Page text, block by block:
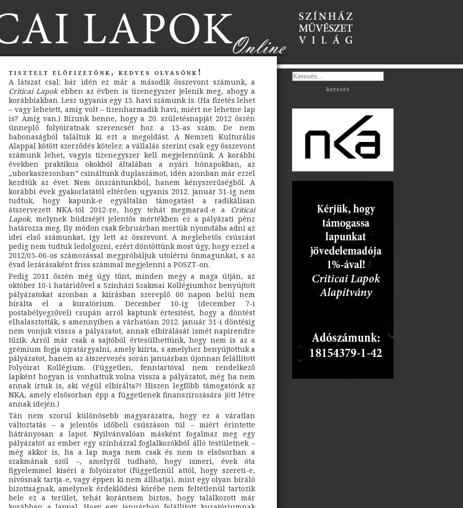
tisztelt előfizetőnk, kedves olvasónk!
A látszat csal: bár idén ez már a második összevont számunk, a
Criticai Lapokebben az évben is tizenegyszer jelenik meg, ahogy a
korábbiakban. Lesz ugyanis egy 13. havi számunk is. (Ha fizetés lehet
– vagy lehetett, amíg volt – tizenharmadik havi, miért ne lehetne lap
is? Amíg van.) Bízunk benne, hogy a 20. születésnapját 2012 őszén
ünneplő folyóiratnak szerencsét hoz a 13-as szám. De nem
babonaságból találtuk ki ezt a megoldást. A Nemzeti Kulturális
Alappal kötött szerződés kötelez: a vállalás szerint csak egy összevont
számunk lehet, vagyis tizenegyszer kell megjelennünk. A korábbi
években praktikus okokból általában a nyári hónapokban, az
„uborkaszezonban” csináltunk duplaszámot, idén azonban már ezzel
kezdtük az évet. Nem önszántunkból, hanem kényszerűségből. A
korábbi évek gyakorlatától eltérően ugyanis 2012. január 31-ig nem
tudtuk, hogy kapunk-e egyáltalán támogatást a radikálisan
átszervezett NKA-tól 2012-re, hogy tehát megmarad-e a Criticai
Lapok, melynek büdzséjét jelentős mértékben ez a pályázati pénz
határozza meg. Ily módon csak februárban mertük nyomdába adni az
idei első számunkat, így lett az összevont. A meglehetős csúszást
pedig nem tudtuk ledolgozni, ezért döntöttünk most úgy, hogy ezzel a
2012/05–06-os számozással megpróbáljuk utolérni önmagunkat, s az
évad lezárásaként friss számmal megjelenni a POSZT-on.
Pedig 2011 őszén még úgy tűnt, minden megy a maga útján, az
október 10-i határidővel a Színházi Szakmai Kollégiumhoz benyújtott
pályázatokat azonban a kiírásban szereplő 60 napon belül nem
bírálta el a kuratórium. December 10-ig (december 7-i
postabélyegzővel) csupán arról kaptunk értesítést, hogy a döntést
elhalasztották, s amennyiben a várhatóan 2012. január 31-i döntésig
nem vonjuk vissza a pályázatot, annak elbírálását ismét napirendre
tűzik. Arról már csak a sajtóból értesülhettünk, hogy nem is az a
grémium fogja újratárgyalni, amely kiírta, s amelyhez benyújtottuk a
pályázatot, hanem az átszervezés során januárban újonnan felállított
Folyóirat Kollégium. (Független, fenntartóval nem rendelkező
lapként hogyan is vonhattuk volna vissza a pályázatot, még ha nem
annak írtuk is, aki végül elbírálta?! Hiszen legfőbb támogatónk az
NKA, amely elsősorban épp a függetlenek finanszírozására jött létre
annak idején.)
Tán nem szorul különösebb magyarázatra, hogy ez a váratlan
változtatás – a jelentős időbeli csúszáson túl – miért érintette
hátrányosan a lapot. Nyilvánvalóan másként fogalmaz meg egy
pályázatot az ember egy színházzal foglalkozókból álló testületnek –
még akkor is, ha a lap maga nem csak és nem is elsősorban a
szakmának szól –, amelyről tudható, hogy ismeri, évek óta
figyelemmel kíséri a folyóiratot (függetlenül attól, hogy szereti-e,
nívósnak tartja-e, vagy éppen ki nem állhatja), mint egy olyan bíráló
bizottságnak, amelynek érdeklődési körébe nem feltétlenül tartozik
bele ez a terület, tehát korántsem biztos, hogy találkozott már
keresés